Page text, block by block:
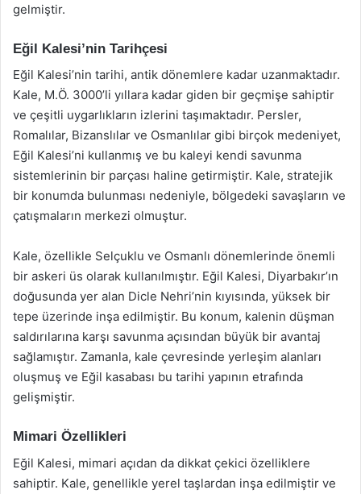
gelmiştir.
Eğil Kalesi’nin Tarihçesi
Eğil Kalesi’nin tarihi, antik dönemlere kadar uzanmaktadır.
Kale, M.Ö. 3000’li yıllara kadar giden bir geçmişe sahiptir
ve çeşitli uygarlıkların izlerini taşımaktadır. Persler,
Romalılar, Bizanslılar ve Osmanlılar gibi birçok medeniyet,
Eğil Kalesi’ni kullanmış ve bu kaleyi kendi savunma
sistemlerinin bir parçası haline getirmiştir. Kale, stratejik
bir konumda bulunması nedeniyle, bölgedeki savaşların ve
çatışmaların merkezi olmuştur.
Kale, özellikle Selçuklu ve Osmanlı dönemlerinde önemli
bir askeri üs olarak kullanılmıştır. Eğil Kalesi, Diyarbakır’ın
doğusunda yer alan Dicle Nehri’nin kıyısında, yüksek bir
tepe üzerinde inşa edilmiştir. Bu konum, kalenin düşman
saldırılarına karşı savunma açısından büyük bir avantaj
sağlamıştır. Zamanla, kale çevresinde yerleşim alanları
oluşmuş ve Eğil kasabası bu tarihi yapının etrafında
gelişmiştir.
Mimari Özellikleri
Eğil Kalesi, mimari açıdan da dikkat çekici özelliklere
sahiptir. Kale, genellikle yerel taşlardan inşa edilmiştir ve